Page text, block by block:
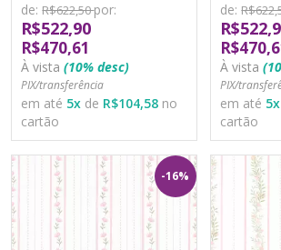
de: R$622,50por:
R$522,90
R$470,61
À vista (10% desc)
PIX/transferência
em até 5x de R$104,58 no
cartão
de:
À vista
PIX/
em até 5x
cartão
-16%